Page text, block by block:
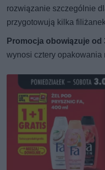
rozwiązanie szczególnie
przygotowują kilka
Promocja obowiązuje od
wynosi cztery opakowania